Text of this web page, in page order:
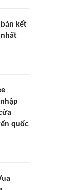
kết
nhất
quốc